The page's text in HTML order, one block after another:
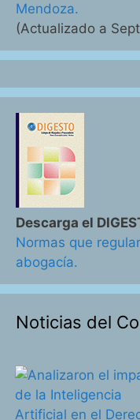
Mendoza.
(Actualizado a
Descarga el
Normas que
abogacía.
Noticias del